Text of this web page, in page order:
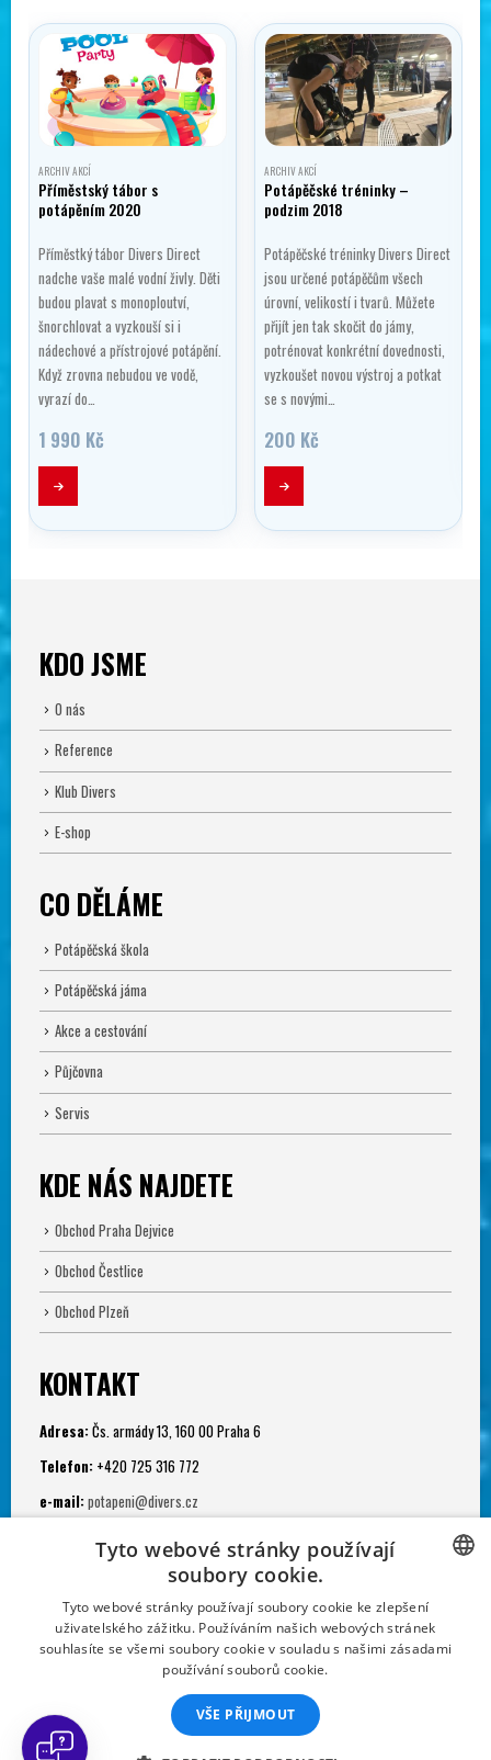
ARCHIV AKCÍ
Příměstský tábor s
potápěním 2020
Příměstký tábor Divers Direct
nadche vaše malé vodní živly. Děti
budou plavat s monoploutví,
šnorchlovat a vyzkouší si i
nádechové a přístrojové potápění.
Když zrovna nebudou ve vodě,
vyrazí do…
1 990 Kč
ARCHIV AKCÍ
Potápěčské tréninky –
podzim 2018
Potápěčské tréninky Divers Direct
jsou určené potápěčům všech
úrovní, velikostí i tvarů. Můžete
přijít jen tak skočit do jámy,
potrénovat konkrétní dovednosti,
vyzkoušet novou výstroj a potkat
se s novými…
200 Kč
KDO JSME
O nás
Reference
Klub Divers
E-shop
CO DĚLÁME
Potápěčská škola
Potápěčská jáma
Akce a cestování
Půjčovna
Servis
KDE NÁS NAJDETE
Obchod Praha Dejvice
Obchod Čestlice
Obchod Plzeň
KONTAKT
Adresa: Čs. armády 13, 160 00 Praha 6
Telefon: +420 725 316 772
e-mail: potapeni@divers.cz
Po - Pá: 11.00 - 19.00
Potápěčská jáma:
Po - Ne: 9.00 - 22.00
CZECH
CZECH
Tyto webové stránky používají
soubory cookie.
Tyto webové stránky používají soubory cookie ke zlepšení
uživatelského zážitku. Používáním našich webových stránek
souhlasíte se všemi soubory cookie v souladu s našimi zásadami
používání souborů cookie.
VŠE PŘIJMOUT